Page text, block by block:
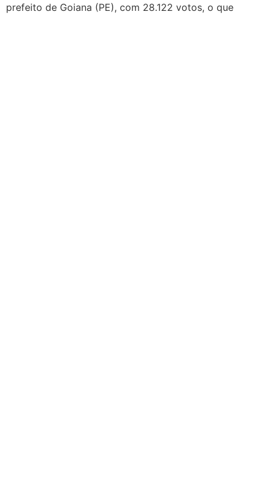
prefeito de Goiana (PE), com 28.122 votos, o que